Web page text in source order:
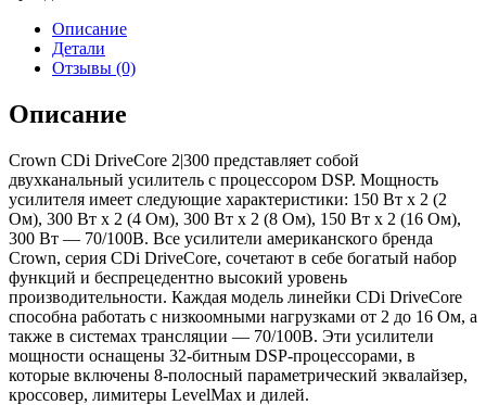
Описание
Детали
Отзывы (0)
Описание
Crown CDi DriveCore 2|300 представляет собой
двухканальный усилитель с процессором DSP. Мощность
усилителя имеет следующие характеристики: 150 Вт х 2 (2
Ом), 300 Вт х 2 (4 Ом), 300 Вт х 2 (8 Ом), 150 Вт х 2 (16 Ом),
300 Вт — 70/100В. Все усилители американского бренда
Crown, серия CDi DriveCore, сочетают в себе богатый набор
функций и беспрецедентно высокий уровень
производительности. Каждая модель линейки CDi DriveCore
способна работать с низкоомными нагрузками от 2 до 16 Ом, а
также в системах трансляции — 70/100В. Эти усилители
мощности оснащены 32-битным DSP-процессорами, в
которые включены 8-полосный параметрический эквалайзер,
кроссовер, лимитеры LevelMax и дилей.